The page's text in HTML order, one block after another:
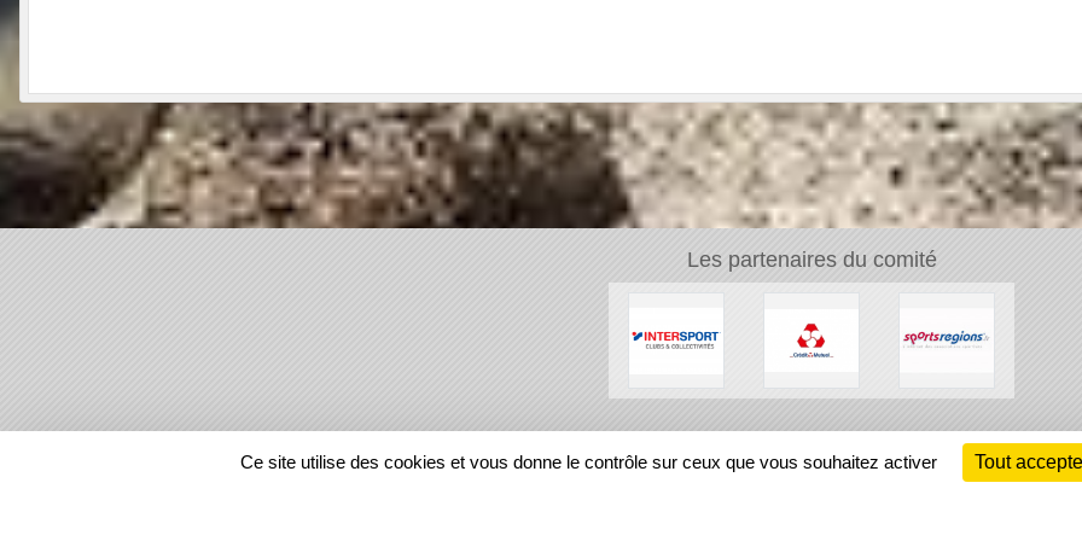
Les partenaires du comité
REGIONS
Ce site utilise des cookies et vous donne le contrôle sur ceux que vous souhaitez activer Tout